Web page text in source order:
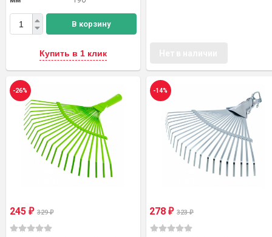
В корзину
Купить в 1 клик
-26%
245 ₽ 329₽
-14%
278₽ 323₽